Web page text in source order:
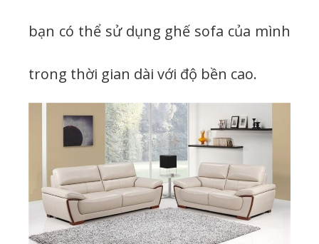
bạn có thể sử dụng ghế sofa của mình
trong thời gian dài với độ bền cao.